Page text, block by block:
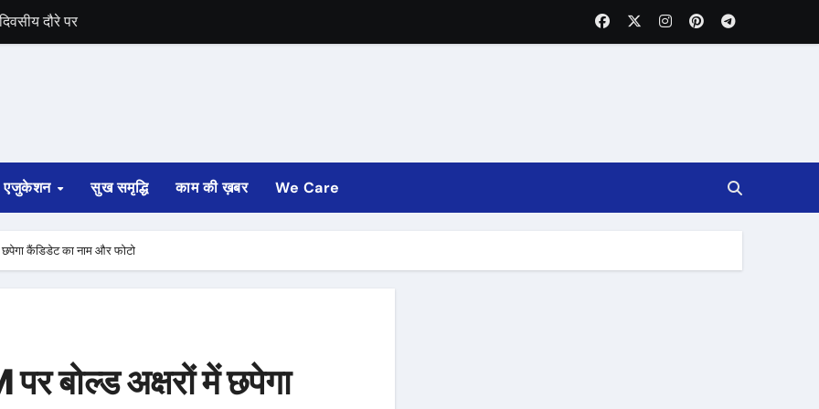
कांग्रेस'
लाभ
एजुकेशन सुख समृद्धि काम की ख़बर We Care
छपेगा कैंडिडेट का नाम और फोटो
बोल्ड अक्षरों में छपेगा